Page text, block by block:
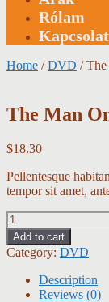
Rólam
Kapcsolat
Home /DVD /
The Man
$18.30
Pellentesque
tempor sit amet,
The
Man
On
Top
quantity
Add to cart
Category: DVD
Description
Reviews (0)